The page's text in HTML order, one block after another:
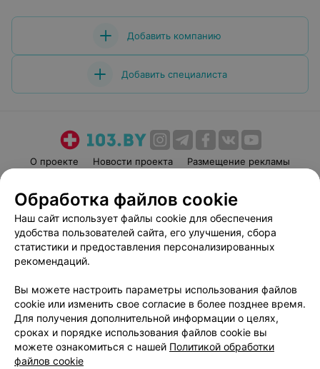
Добавить компанию
Добавить специалиста
О проекте Новости проекта
Размещение рекламы
Пользовательское соглашение
Способы оплаты
Вакансии
Партнеры
Написать руководителю 103.by
Обработка персональных данных
Обработка файлов cookie
Наш сайт использует файлы cookie для обеспечения
удобства пользователей сайта, его улучшения, сбора
статистики и предоставления персонализированных
рекомендаций.
Вы можете настроить параметры использования файлов
cookie или изменить свое согласие в более позднее время.
Для получения дополнительной информации о целях,
сроках и порядке использования файлов cookie вы
можете ознакомиться с нашей Политикой обработки
файлов cookie